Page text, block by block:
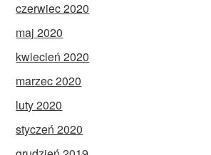
czerwiec 2020
maj 2020
kwiecień 2020
marzec 2020
luty 2020
styczeń 2020